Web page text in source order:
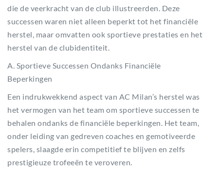
die de veerkracht van de club illustreerden. Deze
successen waren niet alleen beperkt tot het financiële
herstel, maar omvatten ook sportieve prestaties en het
herstel van de clubidentiteit.
A. Sportieve Successen Ondanks Financiële
Beperkingen
Een indrukwekkend aspect van AC Milan’s herstel was
het vermogen van het team om sportieve successen te
behalen ondanks de financiële beperkingen. Het team,
onder leiding van gedreven coaches en gemotiveerde
spelers, slaagde erin competitief te blijven en zelfs
prestigieuze trofeeën te veroveren.